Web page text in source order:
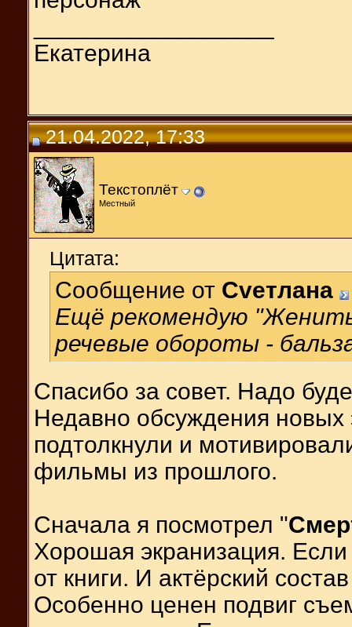
Екатерина
21.04.2022, 17:33
Текстоплёт
Местный
Цитата:
Сообщение от Cveтлана
Ещё рекомендую
речевые обороты -
Спасибо за совет. Надо
Недавно обсуждения новых
подтолкнули и
фильмы из прошлого.
Сначала я посмотрел "
Хорошая экранизация.
от книги. И актёрский
Особенно ценен подвиг